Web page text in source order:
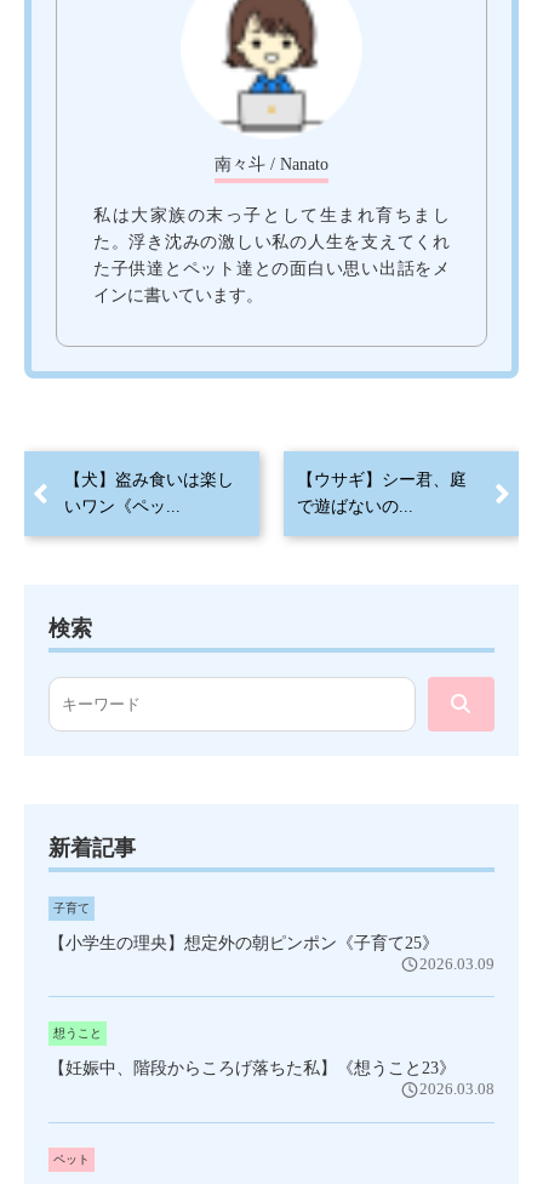
南々斗 / Nanato
私は大家族の末っ子として生まれ育ちまし
た。浮き沈みの激しい私の人生を支えてくれ
た子供達とペット達との面白い思い出話をメ
インに書いています。
【犬】盗み食いは楽し
いワン《ペッ...
【ウサギ】シー君、庭
で遊ばないの...
検索
新着記事
子育て
【小学生の理央】想定外の朝ピンポン《子育て25》
2026.03.09
想うこと
【妊娠中、階段からころげ落ちた私】《想うこと23》
2026.03.08
ペット